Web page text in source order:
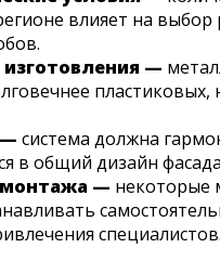
влияет на выбор
—
пластиковых,
— система должна
в общий дизайн
монтажа — некоторые
специалистов.